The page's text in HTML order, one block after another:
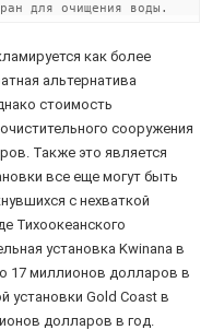
для очищения воды.
как более
альтернатива
стоимость
сооружения
Также это является
все еще могут быть
с нехваткой
Тихоокеанского
установка Kwinana в
17 миллионов долларов в
установки Gold Coast в
долларов в год.